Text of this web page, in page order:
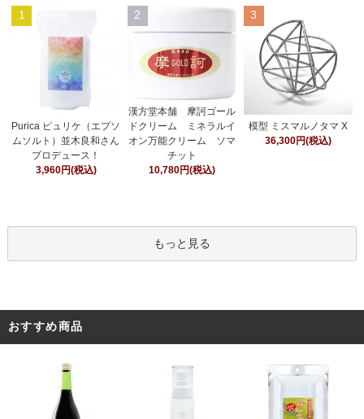
1
Purica ピュリケ（エプソ
ムソルト）並木良和さん
プロデュース！
3,960円(税込)
2
漢方堂本舗 摩訶ゴール
ドクリーム ミネラルイ
オン万能クリーム ソマ
チット
10,780円(税込)
3
模型 ミスマルノタマ X
36,300円(税込)
もっと見る
おすすめ商品